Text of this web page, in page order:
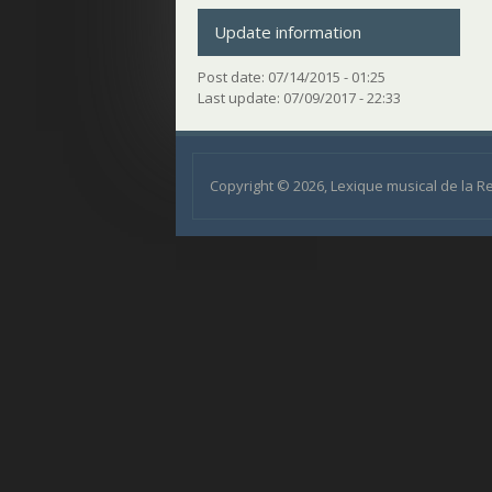
Update information
Post date: 07/14/2015 - 01:25
Last update: 07/09/2017 - 22:33
Copyright © 2026, Lexique musical de la